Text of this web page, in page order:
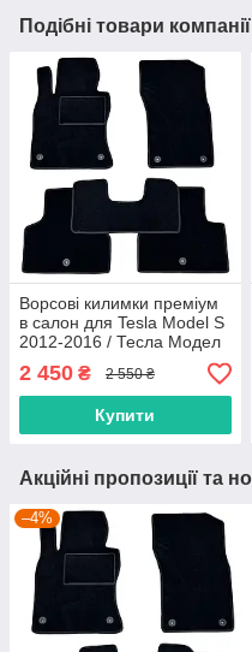
Подібні товари компанії
Ворсові килимки преміум
в салон для Tesla Model S
2012-2016 / Тесла Модел
С килимки
2 450 ₴ 2 550 ₴
Купити
Акційні пропозиції та
–4%